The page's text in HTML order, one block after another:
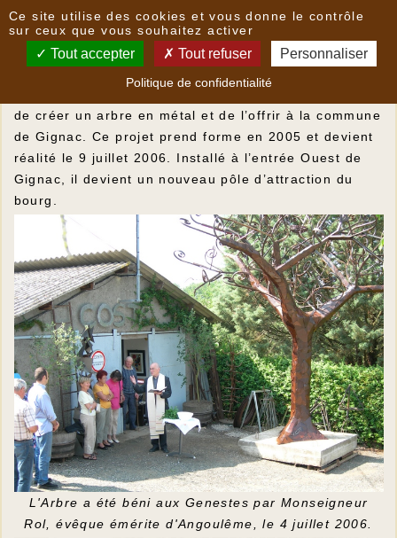
COSTA
son atelier des Genestes. Très vite naît en lui l’envie
de créer un arbre en métal et de l’offrir à la commune
de Gignac. Ce projet prend forme en 2005 et devient
réalité le 9 juillet 2006. Installé à l’entrée Ouest de
Gignac, il devient un nouveau pôle d’attraction du
bourg.
L'Arbre a été béni aux Genestes par Monseigneur
Rol, évêque émérite d'Angoulême, le 4 juillet 2006.
Ce site utilise des cookies et vous donne le contrôle
sur ceux que vous souhaitez activer
Tout accepter Tout refuser Personnaliser
Politique de confidentialité